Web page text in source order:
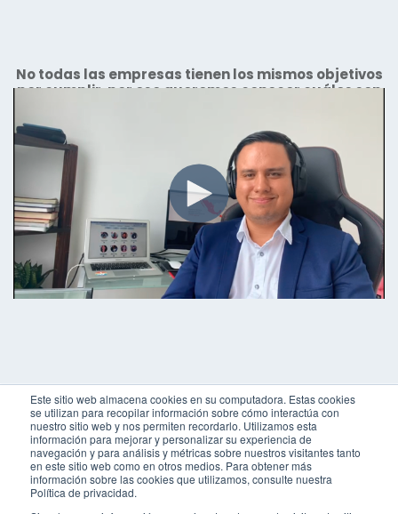
Este sitio web almacena cookies en su computadora. Estas cookies
se utilizan para recopilar información sobre cómo interactúa con
nuestro sitio web y nos permiten recordarlo. Utilizamos esta
información para mejorar y personalizar su experiencia de
navegación y para análisis y métricas sobre nuestros visitantes tanto
en este sitio web como en otros medios. Para obtener más
información sobre las cookies que utilizamos, consulte nuestra
Política de privacidad.
No todas las empresas tienen los mismos objetivos
por cumplir, por eso queremos conocer cuáles son
¿Hablamos de los objetivos que
quieres cumplir con tu CRM?